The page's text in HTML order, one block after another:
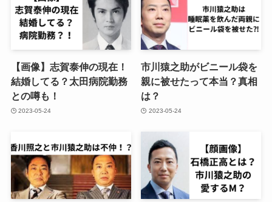
【画像】志賀泰伸の現在！
結婚してる？太田病院勤務
との噂も！
2023-05-24
市川猿之助がビニール袋を
親に被せたって本当？真相
は？
2023-05-24